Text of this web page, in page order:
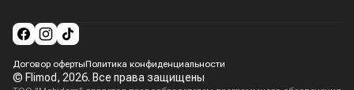
Договор офертыПолитика конфиденциальности
© Flimod, 2026. Все права защищены